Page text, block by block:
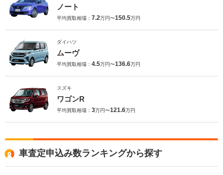
ノート
平均買取相場： 7.2万円〜150.5万円
ダイハツ
ムーヴ
平均買取相場： 4.5万円〜136.6万円
スズキ
ワゴンR
平均買取相場： 3万円〜121.6万円
車査定申込み数ランキングから探す